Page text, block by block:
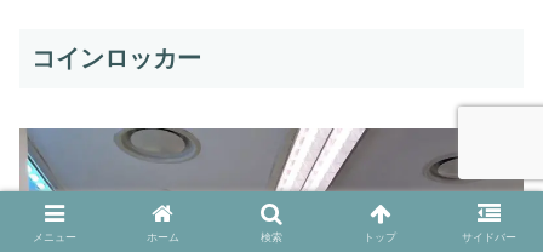
コインロッカー
メニュー ホーム 検索 トップ サイドバー